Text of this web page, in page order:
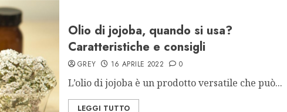
Olio di jojoba, quando si usa?
Caratteristiche e consigli
GREY 16 APRILE 2022 0
L’olio di jojoba è un prodotto versatile che può...
LEGGI TUTTO